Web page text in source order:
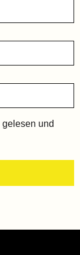
gelesen und